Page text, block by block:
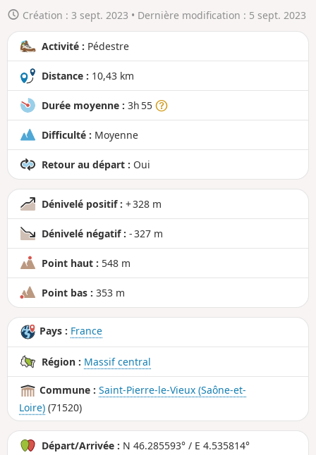
r
n
d
Création : 3 sept. 2023 • Dernière modification : 5 sept. 2023
Activité : Pédestre
Distance : 10,43 km
Durée moyenne : 3h 55
Difficulté : Moyenne
Retour au départ : Oui
Dénivelé positif : + 328 m
Dénivelé négatif : - 327 m
Point haut : 548 m
Point bas : 353 m
Pays : France
Région : Massif central
Commune : Saint-Pierre-le-Vieux (Saône-et-
Loire) (71520)
Départ/Arrivée : N 46.285593° / E 4.535814°